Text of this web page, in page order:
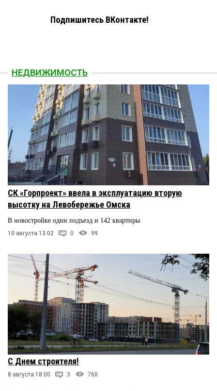
Подпишитесь ВКонтакте!
НЕДВИЖИМОСТЬ
СК «Горпроект» ввела в эксплуатацию вторую
высотку на Левобережье Омска
В новостройке один подъезд и 142 квартиры
10 августа 13:02 0 99
С Днем строителя!
8 августа 18:00 3 760